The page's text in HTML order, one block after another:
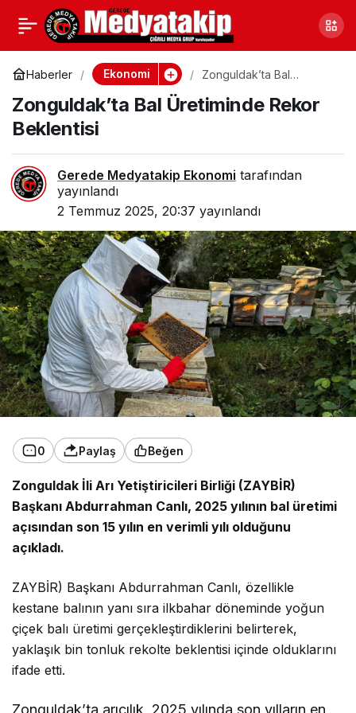
Haberler Ekonomi
Zonguldak’ta Bal
Beklentisi
Zonguldak’ta Bal Üretiminde Rekor
Beklentisi
Gerede Medyatakip Ekonomi tarafından
yayınlandı
2 Temmuz 2025, 20:37 yayınlandı
0 Paylaş Beğen
Zonguldak İli Arı Yetiştiricileri Birliği (ZAYBİR)
Başkanı Abdurrahman Canlı, 2025 yılının bal üretimi
açısından son 15 yılın en verimli yılı olduğunu
açıkladı.
ZAYBİR) Başkanı Abdurrahman Canlı, özellikle
kestane balının yanı sıra ilkbahar döneminde yoğun
çiçek balı üretimi gerçekleştirdiklerini belirterek,
yaklaşık bin tonluk rekolte beklentisi içinde olduklarını
ifade etti.
ATO Başkanı Baran,
Güçlü Ekonominin
Formülünü Açıkladı
Paylaş